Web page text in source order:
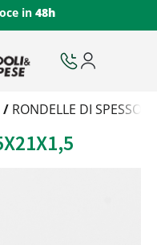
in 48h
/ RONDELLE DI